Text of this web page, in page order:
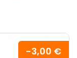
-3,00 €